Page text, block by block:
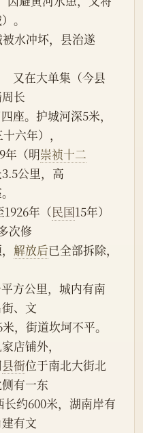
。
水冲坏，县治遂
长
座。护城河深5米，
六年），
年（明崇祯十二
公里，高
1926年（
民国15年）
次修
解放后已全部拆除，
方公里，城内有南
、文
，街道坎坷不平。
店铺外，
县衙位于南北大街北
有一东
约600米，湖南岸有
有文